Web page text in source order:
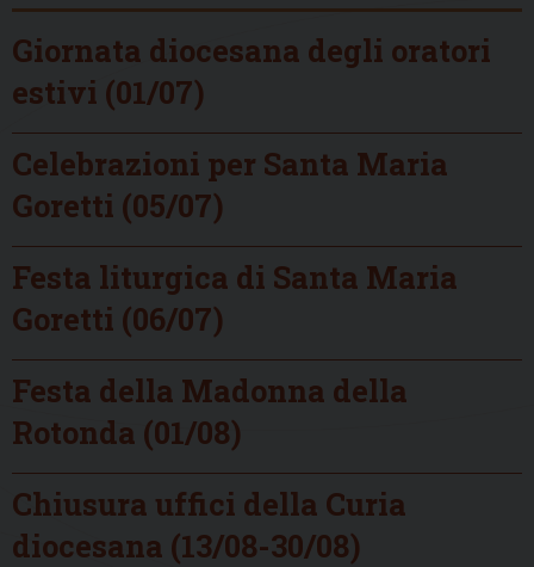
Giornata diocesana degli oratori
estivi (01/07)
Celebrazioni per Santa Maria
Goretti (05/07)
Festa liturgica di Santa Maria
Goretti (06/07)
Festa della Madonna della
Rotonda (01/08)
Chiusura uffici della Curia
diocesana (13/08-30/08)